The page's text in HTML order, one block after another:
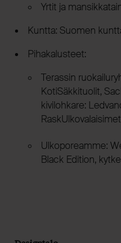
Yrtit ja
Kuntta: Suomen
Pihakalusteet:
Terassin
KotiSäkkituolit,
kivilohkare:
Ulkoporeamme:
Black Edition,